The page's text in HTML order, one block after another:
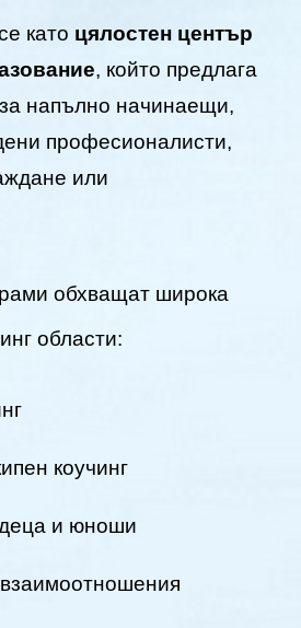
като цялостен център
, който предлага
напълно начинаещи,
професионалисти,
или
обхващат широка
области:
коучинг
и юноши